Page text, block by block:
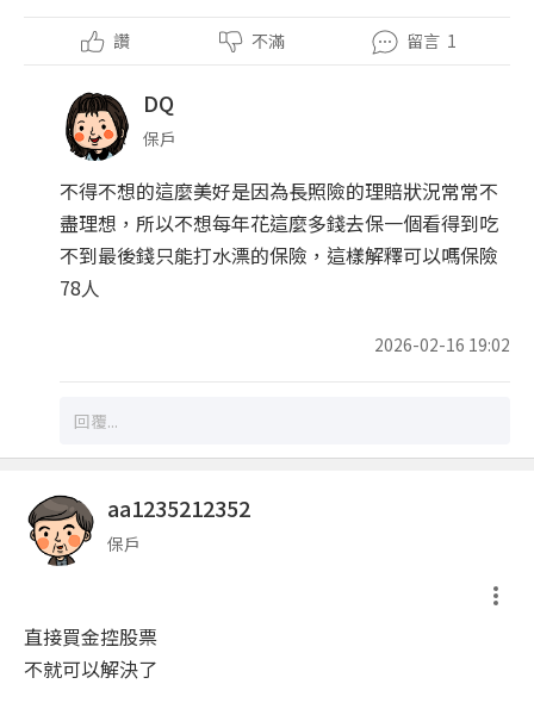
讚 不滿 留言 1
DQ
保戶
不得不想的這麼美好是因為長照險的理賠狀況常常不
盡理想，所以不想每年花這麼多錢去保一個看得到吃
不到最後錢只能打水漂的保險，這樣解釋可以嗎保險
78人
2026-02-16 19:02
aa1235212352
保戶
直接買金控股票
不就可以解決了